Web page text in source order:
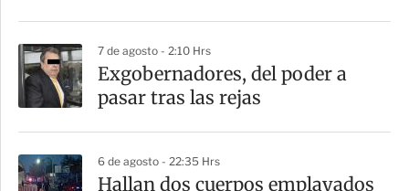
7 de agosto - 2:10 Hrs
Exgobernadores, del poder a
pasar tras las rejas
6 de agosto - 22:35 Hrs
Hallan dos cuerpos emplayados